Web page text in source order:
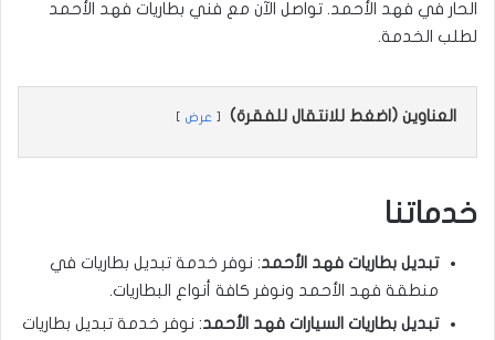
الحار في فهد الأحمد. تواصل الآن مع فني بطاريات فهد الأحمد
لطلب الخدمة.
العناوين (اضغط للانتقال للفقرة) عرض
خدماتنا
تبديل بطاريات فهد الأحمد: نوفر خدمة تبديل بطاريات في
منطقة فهد الأحمد ونوفر كافة أنواع البطاريات.
تبديل بطاريات السيارات فهد الأحمد: نوفر خدمة تبديل بطاريات